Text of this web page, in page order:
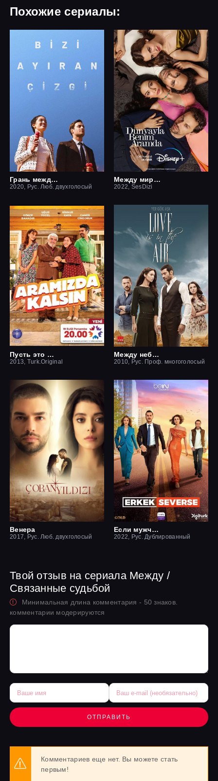
Похожие сериалы:
Грань между нами
2020, Рус. Люб. двухголосый
Между миром и мной
2022, SesDizi
Пусть это останется между нами
2013, Turk.Original
Между небом и землей / Небесная любовь
2010, Рус. Проф. многоголосый
Венера
2017, Рус. Люб. двухголосый
Если мужчина влюблен
2022, Рус. Дублированный
Твой отзыв на сериала Между /
Связанные судьбой
Минимальная длина комментария - 50 знаков.
комментарии модерируются
ОТПРАВИТЬ
Комментариев еще нет. Вы можете стать
первым!